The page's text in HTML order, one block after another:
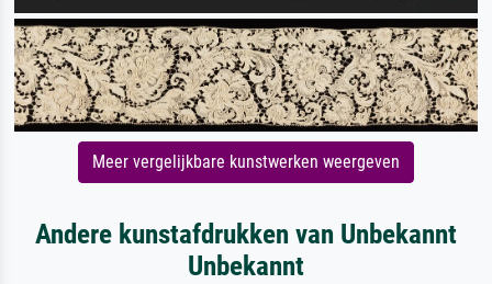
Meer vergelijkbare kunstwerken weergeven
Andere kunstafdrukken van Unbekannt
Unbekannt